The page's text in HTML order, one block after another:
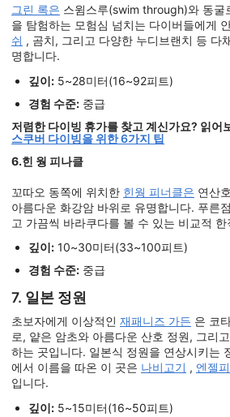
그린 록은 스윔스루(swim through)와 동굴
을 탐험하는 모험심 넘치는 다이버들에게
쉬 , 곰치, 그리고 다양한 누디브랜치 등 다
명합니다.
깊이: 5~28미터(16~92피트)
경험 수준: 중급
저렴한 다이빙 휴가를 찾고 계신가요? 읽어
스쿠버 다이빙을 위한 6가지 팁
6.힌 웡 피나클
꼬따오 동쪽에 위치한 힌웡 피너클은 연산
아름다운 화강암 바위로 유명합니다. 푸른
고 가끔씩 바라쿠다를 볼 수 있는 비교적
깊이: 10~30미터(33~100피트)
경험 수준: 중급
7. 일본 정원
초보자에게 이상적인 재패니즈 가든 은 코
로, 얕은 암초와 아름다운 산호 정원, 그리
하는 곳입니다. 일본식 정원을 연상시키는
에서 이름을 따온 이 곳은 나비고기 , 엔젤
입니다.
깊이: 5~15미터(16~50피트)